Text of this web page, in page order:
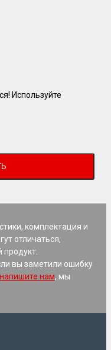
Используйте
комплектация и
отличаться,
продукт.
вы заметили ошибку
напишите нам, мы